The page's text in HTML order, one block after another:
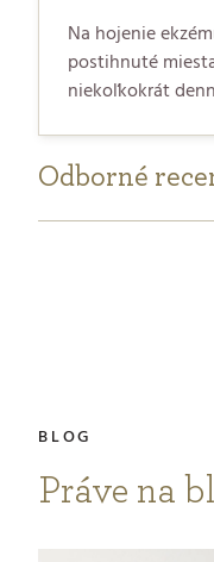
Na hojenie
postihnuté
niekoľkokrát
Odborné
Práve na